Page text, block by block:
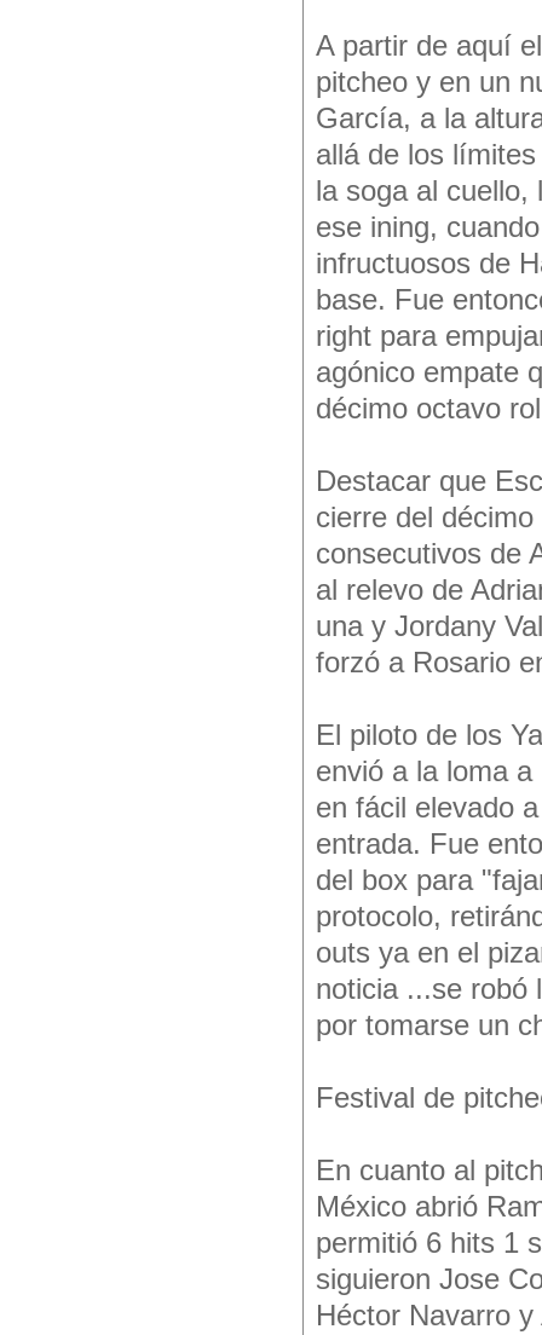
A partir de aquí
pitcheo y en un
García, a la
allá de los
la soga al cuello,
ese ining,
infructuosos de
base. Fue
right para
agónico empate
décimo octavo
Destacar que
cierre del
consecutivos de
al relevo de
una y Jordany
forzó a Rosario
El piloto de los
envió a la loma
en fácil elevado
entrada. Fue
del box para
protocolo,
outs ya en el
noticia ...se robó
por tomarse un
Festival de
En cuanto al
México abrió
permitió 6 hits 1
siguieron Jose
Héctor Navarro